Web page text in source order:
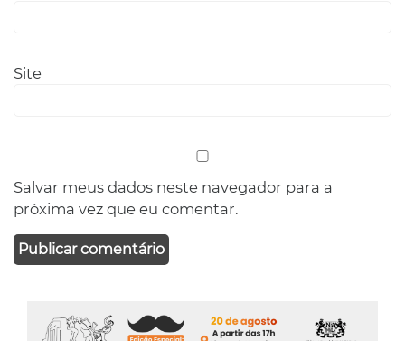
Site
Salvar meus dados neste navegador para a
próxima vez que eu comentar.